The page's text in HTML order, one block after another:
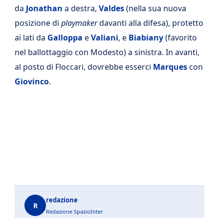
da Jonathan a destra, Valdes(nella sua nuova
posizione di playmakerdavanti alla difesa), protetto
ai lati da Galloppa eValiani, e Biabiany(favorito
nel ballottaggio con Modesto) a sinistra. In avanti,
al posto di Floccari, dovrebbe esserci Marquescon
Giovinco.
R
redazione
Redazione SpazioInter